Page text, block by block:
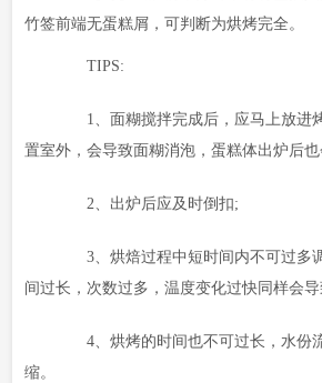
竹签前端无蛋糕屑，可判断为烘烤完全。
TIPS:
1、面糊搅拌完成后，应马上放进
置室外，会导致面糊消泡，蛋糕体出炉后
2、出炉后应及时倒扣;
3、烘焙过程中短时间内不可过多
间过长，次数过多，温度变化过快同样会
4、烘烤的时间也不可过长，水份
缩。